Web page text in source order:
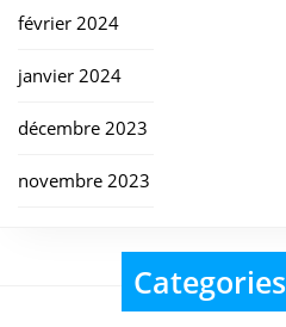
février 2024
janvier 2024
décembre 2023
novembre 2023
Categories